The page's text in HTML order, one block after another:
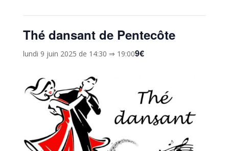
Thé dansant de Pentecôte
lundi 9 juin 2025 de 14:30 ⇒ 19:009€